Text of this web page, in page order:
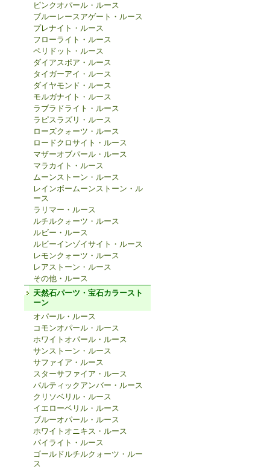
ピンクオパール・ルース
ブルーレースアゲート・ルース
プレナイト・ルース
フローライト・ルース
ペリドット・ルース
ダイアスポア・ルース
タイガーアイ・ルース
ダイヤモンド・ルース
モルガナイト・ルース
ラブラドライト・ルース
ラピスラズリ・ルース
ローズクォーツ・ルース
ロードクロサイト・ルース
マザーオブパール・ルース
マラカイト・ルース
ムーンストーン・ルース
レインボームーンストーン・ル
ース
ラリマー・ルース
ルチルクォーツ・ルース
ルビー・ルース
ルビーインゾイサイト・ルース
レモンクォーツ・ルース
レアストーン・ルース
その他・ルース
天然石パーツ・宝石カラースト
ーン
オパール・ルース
コモンオパール・ルース
ホワイトオパール・ルース
サンストーン・ルース
サファイア・ルース
スターサファイア・ルース
バルティックアンバー・ルース
クリソベリル・ルース
イエローベリル・ルース
ブルーオパール・ルース
ホワイトオニキス・ルース
パイライト・ルース
ゴールドルチルクォーツ・ルー
ス